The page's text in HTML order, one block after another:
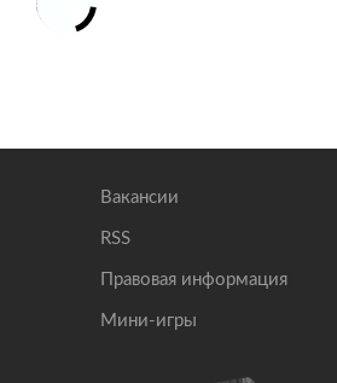
Вакансии
RSS
Правовая информация
Мини-игры